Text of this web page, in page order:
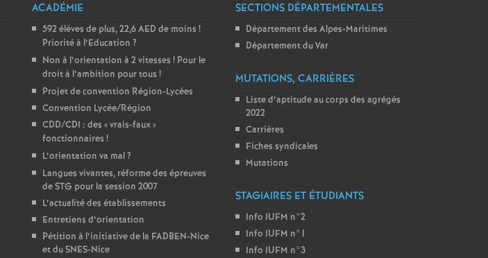
ACADÉMIE
592 élèves de plus, 22,6 AED de moins !
Priorité à l’Education ?
Non à l’orientation à 2 vitesses ! Pour le
droit à l’ambition pour tous !
Projet de convention Région-Lycées
Convention Lycée/Région
CDD/CDI : des «vrais-faux»
fonctionnaires !
L’orientation va mal?
Langues vivantes, réforme des épreuves
de STG pour la session 2007
L’actualité des établissements
Entretiens d’orientation
Pétition à l’initiative de la FADBEN-Nice
et du SNES-Nice
SECTIONS DÉPARTEMENTALES
Département des Alpes-Maritimes
Département du Var
MUTATIONS, CARRIÈRES
Liste d’aptitude au corps des agrégés
2022
Carrières
Fiches syndicales
Mutations
STAGIAIRES ET ÉTUDIANTS
Info IUFM n°2
Info IUFM n°1
Info IUFM n°3